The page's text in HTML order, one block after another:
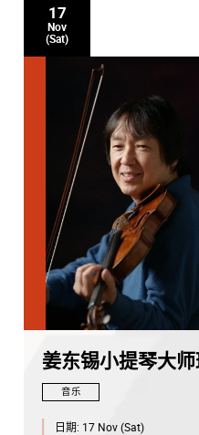
17
Nov
(Sat)
姜东锡小提琴大
音乐
日期: 17 Nov (Sat)